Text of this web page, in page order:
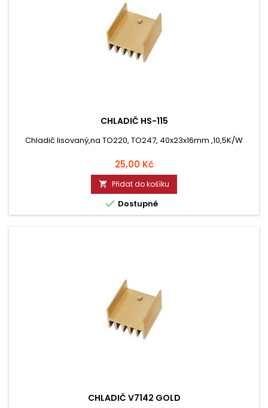
CHLADIČ HS-115
Chladič lisovaný,na TO220, TO247, 40x23x16mm ,10,5K/W
Cena
25,00 Kč
 Přidat do košíku
 Dostupné
CHLADIČ V7142 GOLD